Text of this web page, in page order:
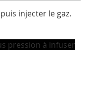
injecter le gaz.